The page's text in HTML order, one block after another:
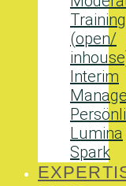
Training
(open/
Interim
Lumina
Spark